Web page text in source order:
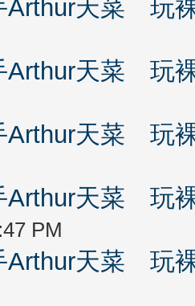
Arthur天菜 玩
Arthur天菜 玩
Arthur天菜 玩
Arthur天菜 玩
PM
Arthur天菜 玩